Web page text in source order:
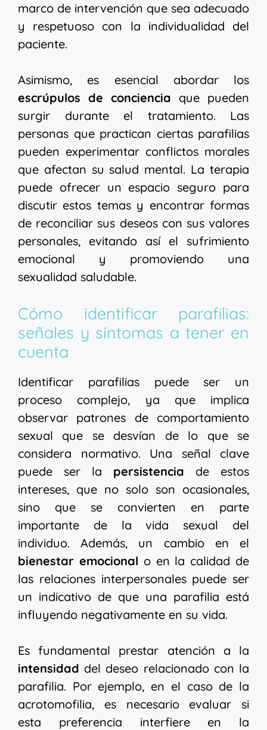
marco de intervención que sea adecuado
y respetuoso con la individualidad del
paciente.
Asimismo, es esencial abordar los
escrúpulos de conciencia que pueden
surgir durante el tratamiento. Las
personas que practican ciertas parafilias
pueden experimentar conflictos morales
que afectan su salud mental. La terapia
puede ofrecer un espacio seguro para
discutir estos temas y encontrar formas
de reconciliar sus deseos con sus valores
personales, evitando así el sufrimiento
emocional y promoviendo una
sexualidad saludable.
Cómo identificar parafilias:
señales y síntomas a tener en
cuenta
Identificar parafilias puede ser un
proceso complejo, ya que implica
observar patrones de comportamiento
sexual que se desvían de lo que se
considera normativo. Una señal clave
puede ser la persistencia de estos
intereses, que no solo son ocasionales,
sino que se convierten en parte
importante de la vida sexual del
individuo. Además, un cambio en el
bienestar emocional o en la calidad de
las relaciones interpersonales puede ser
un indicativo de que una parafilia está
influyendo negativamente en su vida.
Es fundamental prestar atención a la
intensidad del deseo relacionado con la
parafilia. Por ejemplo, en el caso de la
acrotomofilia, es necesario evaluar si
esta preferencia interfiere en la